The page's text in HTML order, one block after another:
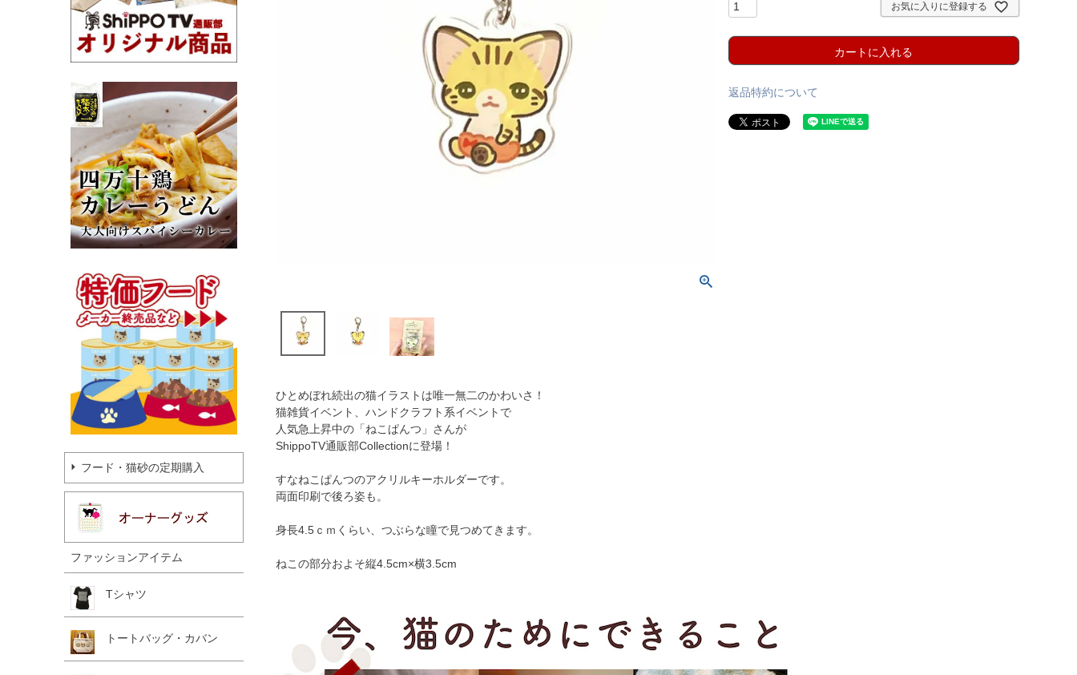
フード・猫砂の定期購入
ファッションアイテム
Tシャツ
トートバッグ・カバン
ひとめぼれ続出の猫イラストは唯一無二のかわいさ！
猫雑貨イベント、ハンドクラフト系イベントで
人気急上昇中の「ねこぱんつ」さんが
ShippoTV通販部Collectionに登場！
すなねこぱんつのアクリルキーホルダーです。
両面印刷で後ろ姿も。
身長4.5ｃｍくらい、つぶらな瞳で見つめてきます。
ねこの部分およそ縦4.5cm×横3.5cm
お気に入りに登録する
カートに入れる
返品特約について